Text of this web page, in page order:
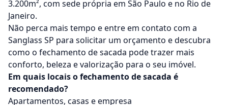
3.200m², com sede própria em São Paulo e no Rio de
Janeiro.
Não perca mais tempo e entre em contato com a
Sanglass SP para solicitar um orçamento e descubra
como o fechamento de sacada pode trazer mais
conforto, beleza e valorização para o seu imóvel.
Em quais locais o fechamento de sacada é
recomendado?
Apartamentos, casas e empresa